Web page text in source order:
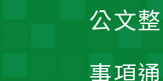
公文
事項